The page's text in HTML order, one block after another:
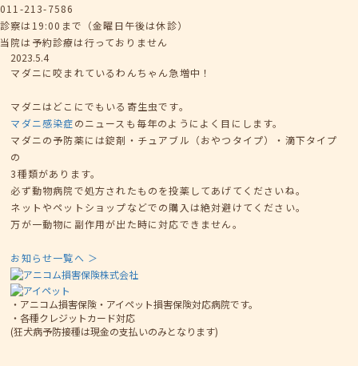
011-213-7586
診察は19:00まで（金曜日午後は休診）
当院は予約診療は行っておりません
2023.5.4
マダニに咬まれているわんちゃん急増中！
マダニはどこにでもいる寄生虫です。
マダニ感染症のニュースも毎年のようによく目にします。
マダニの予防薬には錠剤・チュアブル（おやつタイプ）・滴下タイプ
の
3種類があります。
必ず動物病院で処方されたものを投薬してあげてくださいね。
ネットやペットショップなどでの購入は絶対避けてください。
万が一動物に副作用が出た時に対応できません。
お知らせ一覧へ ＞
・アニコム損害保険・アイペット損害保険対応病院です。
・各種クレジットカード対応
(狂犬病予防接種は現金の支払いのみとなります)